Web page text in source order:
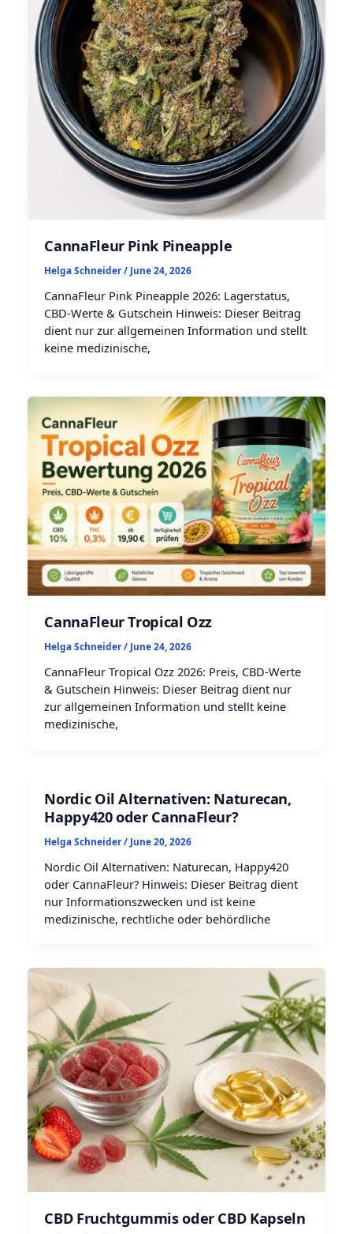
CannaFleur Pink Pineapple
Helga Schneider/ June 24, 2026
CannaFleur Pink Pineapple 2026: Lagerstatus,
CBD-Werte & Gutschein Hinweis: Dieser Beitrag
dient nur zur allgemeinen Information und stellt
keine medizinische,
CannaFleur Tropical Ozz
Helga Schneider/ June 24, 2026
CannaFleur Tropical Ozz 2026: Preis, CBD-Werte
& Gutschein Hinweis: Dieser Beitrag dient nur
zur allgemeinen Information und stellt keine
medizinische,
Nordic Oil Alternativen: Naturecan,
Happy420 oder CannaFleur?
Helga Schneider/ June 20, 2026
Nordic Oil Alternativen: Naturecan, Happy420
oder CannaFleur? Hinweis: Dieser Beitrag dient
nur Informationszwecken und ist keine
medizinische, rechtliche oder behördliche
CBD Fruchtgummis oder CBD Kapseln